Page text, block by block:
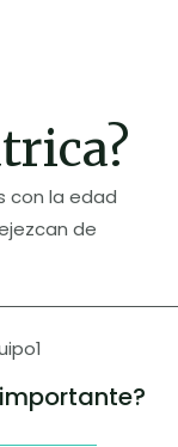
con la edad
de